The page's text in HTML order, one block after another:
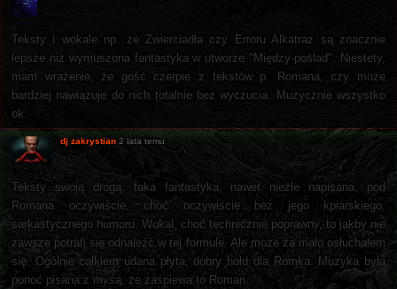
Teksty i wokale np. ze Zwierciadła czy Erroru Alkatraz są znacznie
lepsze niż wymuszona fantastyka w utworze "Między-poślad". Niestety,
mam wrażenie, że gość czerpie z tekstów p. Romana, czy może
bardziej nawiązuje do nich totalnie bez wyczucia. Muzycznie wszystko
ok.
dj zakrystian 2 lata temu
Teksty swoją drogą, taka fantastyka, nawet nieźle napisana, pod
Romana oczywiście, choć oczywiście bez jego kpiarskiego,
sarkastycznego humoru. Wokal, choć technicznie poprawny, to jakby nie
zawsze potrafi się odnaleźć w tej formule. Ale może za mało osłuchałem
się. Ogólnie całkiem udana płyta, dobry hołd dla Romka. Muzyka była
ponoć pisana z myśą, że zaśpiewa to Roman.